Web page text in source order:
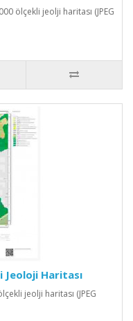
ölçekli jeolji haritası (JPEG
Jeoloji Haritası
jeolji haritası (JPEG